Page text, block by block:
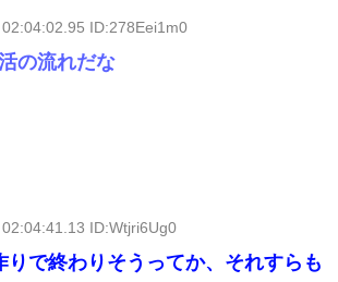
ID:278Eei1m0
の流れだな
ID:Wtjri6Ug0
りで終わりそうってか、それすらも